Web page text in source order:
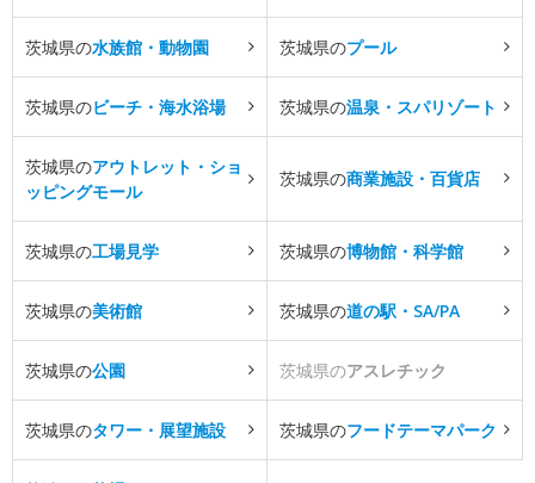
茨城県の水族館・動物園 茨城県のプール
茨城県のビーチ・海水浴場 茨城県の温泉・スパリゾート
茨城県のアウトレット・ショ
ッピングモール
茨城県の商業施設・百貨店
茨城県の工場見学 茨城県の博物館・科学館
茨城県の美術館 茨城県の道の駅・SA/PA
茨城県の公園 茨城県のアスレチック
茨城県のタワー・展望施設 茨城県のフードテーマパーク